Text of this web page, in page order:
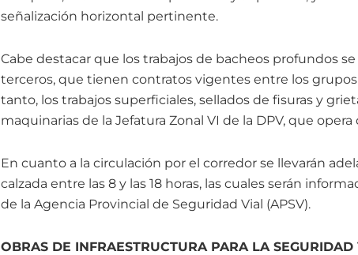
señalización horizontal pertinente.
Cabe destacar que los trabajos de bacheos profundos
terceros, que tienen contratos vigentes entre los
tanto, los trabajos superficiales, sellados de fisuras y
maquinarias de la Jefatura Zonal VI de la DPV, que
En cuanto a la circulación por el corredor se llevarán
calzada entre las 8 y las 18 horas, las cuales serán
de la Agencia Provincial de Seguridad Vial (APSV).
OBRAS DE INFRAESTRUCTURA PARA LA SEGURIDAD